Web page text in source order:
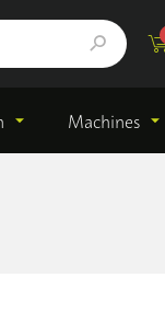
Machines